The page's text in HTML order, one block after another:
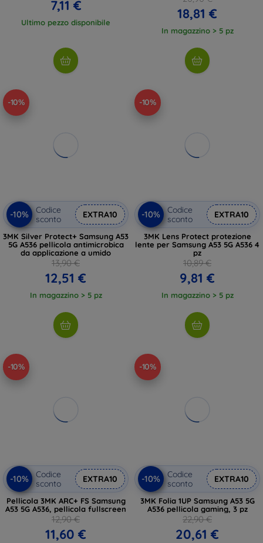
7,11 €
Ultimo pezzo disponibile
18,81 €
In magazzino > 5 pz
-10%
-10%
Codice
sconto
EXTRA10
3MK Silver Protect+ Samsung A53
5G A536 pellicola antimicrobica
da applicazione a umido
13,90 €
12,51 €
In magazzino > 5 pz
-10%
-10%
Codice
sconto
EXTRA10
3MK Lens Protect protezione
lente per Samsung A53 5G A536 4
pz
10,89 €
9,81 €
In magazzino > 5 pz
-10%
-10%
Codice
sconto
EXTRA10
Pellicola 3MK ARC+ FS Samsung
A53 5G A536, pellicola fullscreen
12,90 €
11,60 €
-10%
-10%
Codice
sconto
EXTRA10
3MK Folia 1UP Samsung A53 5G
A536 pellicola gaming, 3 pz
22,90 €
20,61 €